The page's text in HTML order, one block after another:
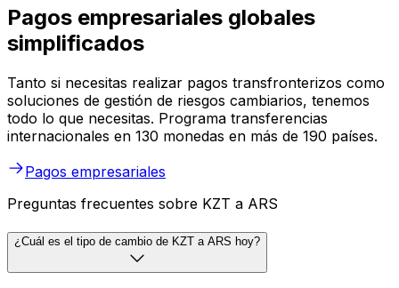
Pagos empresariales globales
simplificados
Tanto si necesitas realizar pagos transfronterizos como
soluciones de gestión de riesgos cambiarios, tenemos
todo lo que necesitas. Programa transferencias
internacionales en 130 monedas en más de 190 países.
Pagos empresariales
Preguntas frecuentes sobre KZT a ARS
¿Cuál es el tipo de cambio de KZT a ARS hoy?